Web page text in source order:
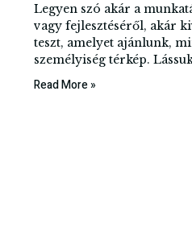
Legyen szó akár a
vagy fejlesztéséről, akár
teszt, amelyet ajánlunk,
személyiség térkép.
Read More »